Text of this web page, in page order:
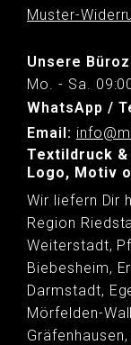
Muster-
Unsere
Mo. - Sa.
WhatsApp /
Email:
Textildruck
Logo, Motiv
Wir liefern Dir
Region
Weiterstadt,
Biebesheim,
Darmstadt,
Mörfelden-